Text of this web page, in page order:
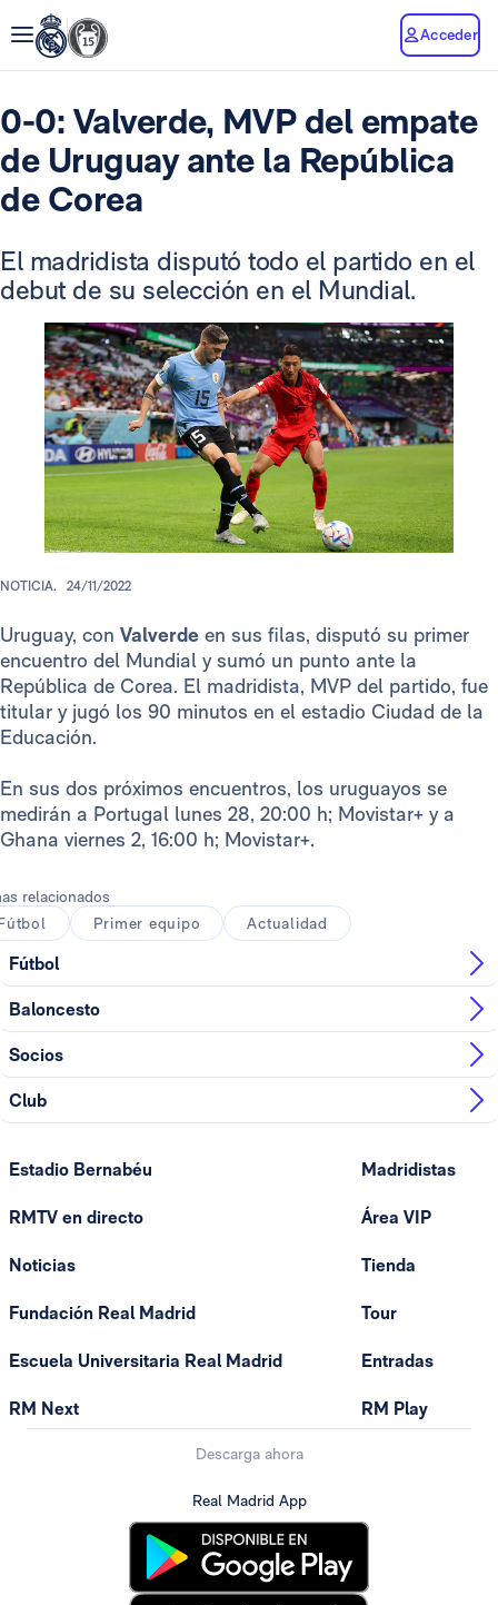
Acceder
0-0: Valverde, MVP del empate
de Uruguay ante la República
de Corea
El madridista disputó todo el partido en el
debut de su selección en el Mundial.
NOTICIA. 24/11/2022
Uruguay, con Valverde en sus filas, disputó su primer
encuentro del Mundial y sumó un punto ante la
República de Corea. El madridista, MVP del partido, fue
titular y jugó los 90 minutos en el estadio Ciudad de la
Educación.
En sus dos próximos encuentros, los uruguayos se
medirán a Portugal lunes 28, 20:00 h; Movistar+ y a
Ghana viernes 2, 16:00 h; Movistar+.
relacionados
Primer equipo Actualidad
Fútbol
Baloncesto
Socios
Club
Estadio Bernabéu
RMTV en directo
Noticias
Fundación Real Madrid
Escuela Universitaria Real Madrid
RM Next
Madridistas
Área VIP
Tienda
Tour
Entradas
RM Play
Descarga ahora
Real Madrid App